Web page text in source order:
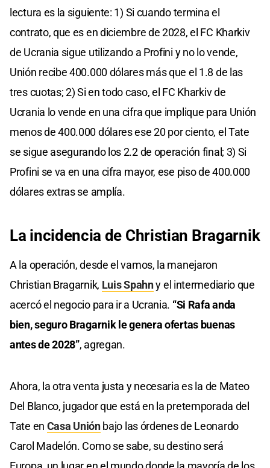
lectura es la siguiente: 1) Si cuando termina el
contrato, que es en diciembre de 2028, el FC Kharkiv
de Ucrania sigue utilizando a Profini y no lo vende,
Unión recibe 400.000 dólares más que el 1.8 de las
tres cuotas; 2) Si en todo caso, el FC Kharkiv de
Ucrania lo vende en una cifra que implique para Unión
menos de 400.000 dólares ese 20 por ciento, el Tate
se sigue asegurando los 2.2 de operación final; 3) Si
Profini se va en una cifra mayor, ese piso de 400.000
dólares extras se amplía.
La incidencia de Christian Bragarnik
A la operación, desde el vamos, la manejaron
Christian Bragarnik, Luis Spahny el intermediario que
acercó el negocio para ir a Ucrania. “Si Rafa anda
bien, seguro Bragarnik le genera ofertas buenas
antes de 2028”, agregan.
Ahora, la otra venta justa y necesaria es la de Mateo
Del Blanco, jugador que está en la pretemporada del
Tate en Casa Uniónbajo las órdenes de Leonardo
Carol Madelón. Como se sabe, su destino será